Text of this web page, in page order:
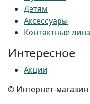
Детям
Аксессуары
Контактные
Интересное
Акции
© Интернет-